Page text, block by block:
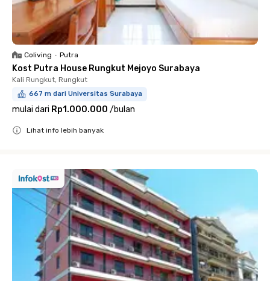
Coliving • Putra
Kost Putra House Rungkut Mejoyo Surabaya
Kali Rungkut, Rungkut
667 m dari Universitas Surabaya
mulai dari Rp1.000.000 /bulan
Lihat info lebih banyak